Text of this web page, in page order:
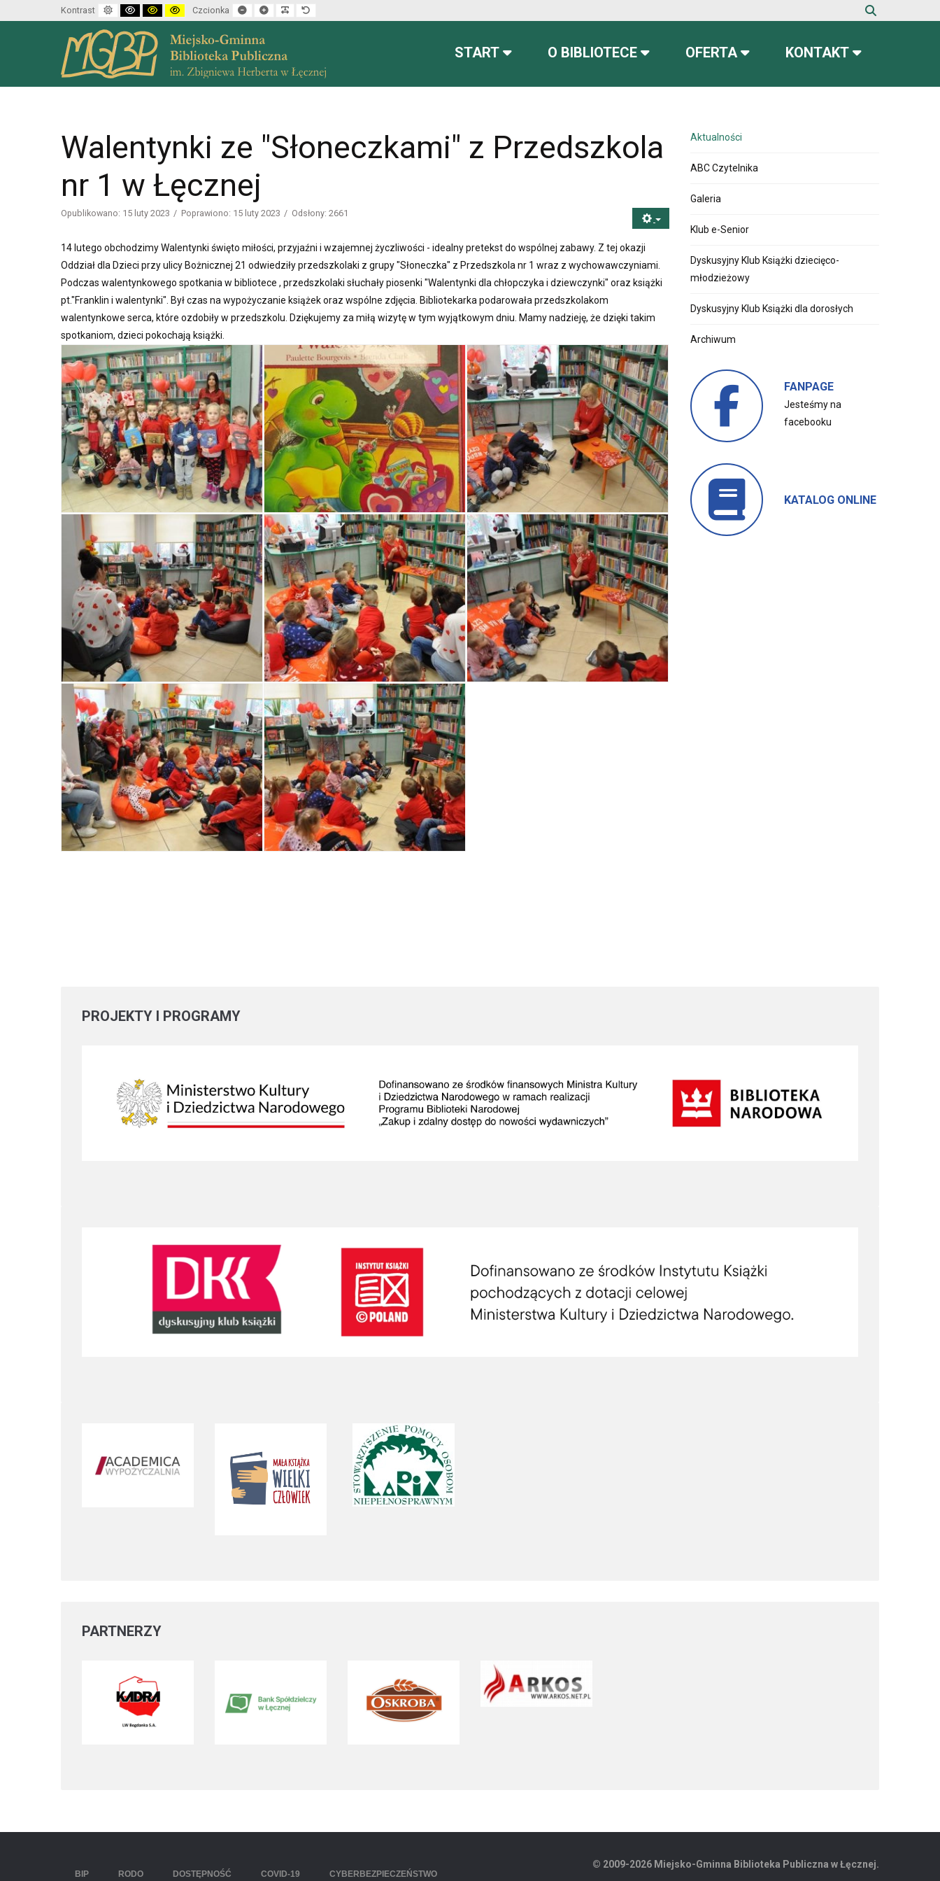
Kontrast Default mode
High contrast black white mode
High contrast black yellow mode
High contrast yellow black mode
Czcionka Set smaller font
Set larger font
Make font more readable
START O BIBLIOTECE OFERTA KONTAKT
Walentynki ze "Słoneczkami" z Przedszkola
nr 1 w Łęcznej
Opublikowano: 15 luty 2023 Poprawiono: 15 luty 2023 Odsłony: 2661
14 lutego obchodzimy Walentynki święto miłości, przyjaźni i wzajemnej życzliwości - idealny pretekst do wspólnej zabawy. Z tej okazji
Oddział dla Dzieci przy ulicy Bożnicznej 21 odwiedziły przedszkolaki z grupy "Słoneczka" z Przedszkola nr 1 wraz z wychowawczyniami.
Podczas walentynkowego spotkania w bibliotece , przedszkolaki słuchały piosenki "Walentynki dla chłopczyka i dziewczynki" oraz książki
pt."Franklin i walentynki". Był czas na wypożyczanie książek oraz wspólne zdjęcia. Bibliotekarka podarowała przedszkolakom
walentynkowe serca, które ozdobiły w przedszkolu. Dziękujemy za miłą wizytę w tym wyjątkowym dniu. Mamy nadzieję, że dzięki takim
spotkaniom, dzieci pokochają książki.
Aktualności
ABC Czytelnika
Galeria
Klub e-Senior
Dyskusyjny Klub Książki dziecięco-
młodzieżowy
Dyskusyjny Klub Książki dla dorosłych
Archiwum
FANPAGE
Jesteśmy na
facebooku
KATALOG ONLINE
PROJEKTY I PROGRAMY
PARTNERZY
BIP RODO DOSTĘPNOŚĆ COVID-19 CYBERBEZPIECZEŃSTWO
© 2009-2026 Miejsko-Gminna Biblioteka Publiczna w Łęcznej.